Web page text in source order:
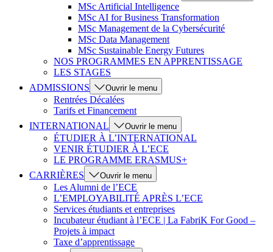
MSc Artificial Intelligence
MSc AI for Business Transformation
MSc Management de la Cybersécurité
MSc Data Management
MSc Sustainable Energy Futures
NOS PROGRAMMES EN APPRENTISSAGE
LES STAGES
ADMISSIONS
Ouvrir le menu
Rentrées Décalées
Tarifs et Financement
INTERNATIONAL
Ouvrir le menu
ÉTUDIER À L’INTERNATIONAL
VENIR ÉTUDIER À L’ECE
LE PROGRAMME ERASMUS+
CARRIÈRES
Ouvrir le menu
Les Alumni de l’ECE
L’EMPLOYABILITÉ APRÈS L’ECE
Services étudiants et entreprises
Incubateur étudiant à l’ECE | La FabriK For Good –
Projets à impact
Taxe d’apprentissage